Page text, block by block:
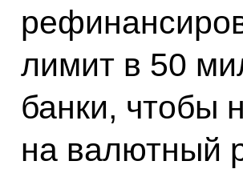
лимит в 50
банки, чтобы
на валютный